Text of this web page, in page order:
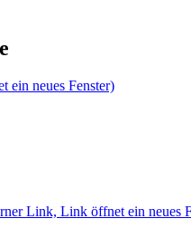
ein neues Fenster)
Link, Link öffnet ein neues